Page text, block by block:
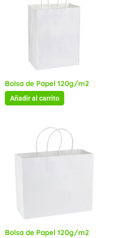
Bolsa de Papel 120g/m2
Añadir al carrito
Bolsa de Papel 120g/m2